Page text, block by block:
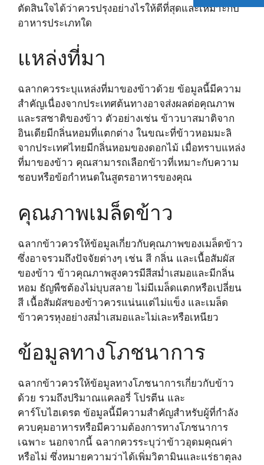
ตัดสินใจได้ว่าควรปรุงอย่างไรให้ดีที่สุดและเหมาะกับ
อาหารประเภทใด
แหล่งที่มา
ฉลากควรระบุแหล่งที่มาของข้าวด้วย ข้อมูลนี้มีความ
สำคัญเนื่องจากประเทศต้นทางอาจส่งผลต่อคุณภาพ
และรสชาติของข้าว ตัวอย่างเช่น ข้าวบาสมาติจาก
อินเดียมีกลิ่นหอมที่แตกต่าง ในขณะที่ข้าวหอมมะลิ
จากประเทศไทยมีกลิ่นหอมของดอกไม้ เมื่อทราบแหล่ง
ที่มาของข้าว คุณสามารถเลือกข้าวที่เหมาะกับความ
ชอบหรือข้อกำหนดในสูตรอาหารของคุณ
คุณภาพเมล็ดข้าว
ฉลากข้าวควรให้ข้อมูลเกี่ยวกับคุณภาพของเมล็ดข้าว
ซึ่งอาจรวมถึงปัจจัยต่างๆ เช่น สี กลิ่น และเนื้อสัมผัส
ของข้าว ข้าวคุณภาพสูงควรมีสีสม่ำเสมอและมีกลิ่น
หอม ธัญพืชต้องไม่บุบสลาย ไม่มีเมล็ดแตกหรือเปลี่ยน
สี เนื้อสัมผัสของข้าวควรแน่นแต่ไม่แข็ง และเมล็ด
ข้าวควรหุงอย่างสม่ำเสมอและไม่เละหรือเหนียว
ข้อมูลทางโภชนาการ
ฉลากข้าวควรให้ข้อมูลทางโภชนาการเกี่ยวกับข้าว
ด้วย รวมถึงปริมาณแคลอรี่ โปรตีน และ
คาร์โบไฮเดรต ข้อมูลนี้มีความสำคัญสำหรับผู้ที่กำลัง
ควบคุมอาหารหรือมีความต้องการทางโภชนาการ
เฉพาะ นอกจากนี้ ฉลากควรระบุว่าข้าวอุดมคุณค่า
หรือไม่ ซึ่งหมายความว่าได้เพิ่มวิตามินและแร่ธาตุลง